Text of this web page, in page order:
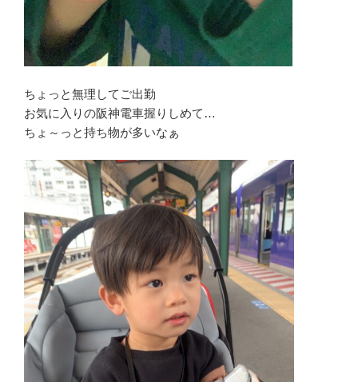
ちょっと無理してご出勤
お気に入りの阪神電車握りしめて…
ちょ～っと持ち物が多いなぁ